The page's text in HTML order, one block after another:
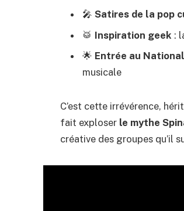
🎤 Satires de la pop
🥁 Inspiration geek :
🌟 Entrée au
musicale
C’est cette irrévérence,
fait exploser le mythe
créative des groupes qu’il